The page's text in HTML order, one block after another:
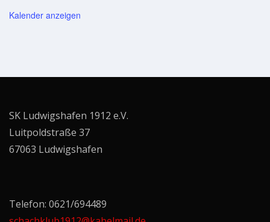
Kalender anzeigen
SK Ludwigshafen 1912 e.V.
Luitpoldstraße 37
67063 Ludwigshafen
Telefon: 0621/694489